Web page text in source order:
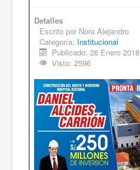
Archivo de Noticias
Detalles
Escrito por Nora Alejandro
Categoría: Institucional
Publicado: 26 Enero 2018
Visto: 2596